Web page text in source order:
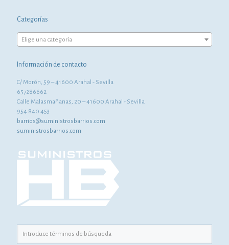
Categorías
Elige una categoría
Información de contacto
C/ Morón, 59 – 41600 Arahal - Sevilla
657286662
Calle Malasmañanas, 20 – 41600 Arahal - Sevilla
954 840 453
barrios@suministrosbarrios.com
suministrosbarrios.com